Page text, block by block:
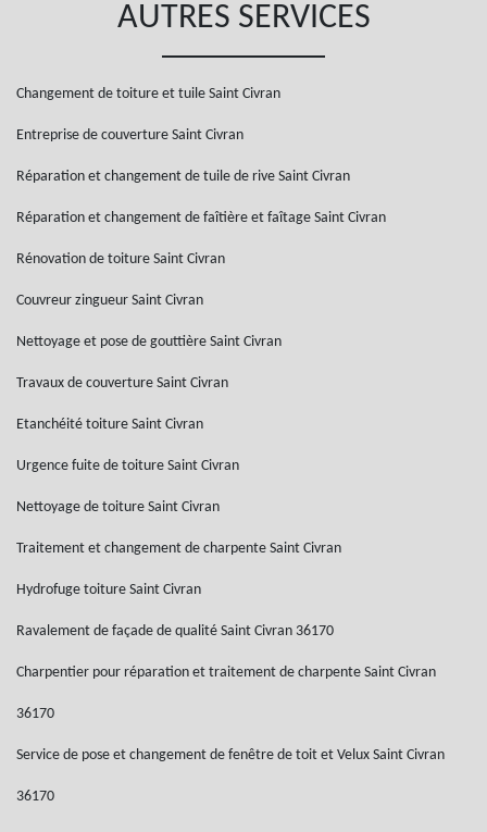
AUTRES SERVICES
Changement de toiture et tuile Saint Civran
Entreprise de couverture Saint Civran
Réparation et changement de tuile de rive Saint Civran
Réparation et changement de faîtière et faîtage Saint Civran
Rénovation de toiture Saint Civran
Couvreur zingueur Saint Civran
Nettoyage et pose de gouttière Saint Civran
Travaux de couverture Saint Civran
Etanchéité toiture Saint Civran
Urgence fuite de toiture Saint Civran
Nettoyage de toiture Saint Civran
Traitement et changement de charpente Saint Civran
Hydrofuge toiture Saint Civran
Ravalement de façade de qualité Saint Civran 36170
Charpentier pour réparation et traitement de charpente Saint Civran
36170
Service de pose et changement de fenêtre de toit et Velux Saint Civran
36170